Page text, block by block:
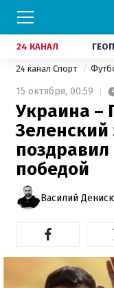
24 КАНАЛ
24 канал Спорт
15 октября, 00:59
Украина –
победой
Василий